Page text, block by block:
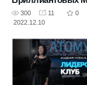
| Эльмира
300 11
0
2022.12.10